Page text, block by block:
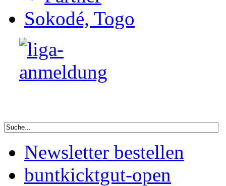
Sokodé, Togo
Newsletter bestellen
buntkicktgut-open